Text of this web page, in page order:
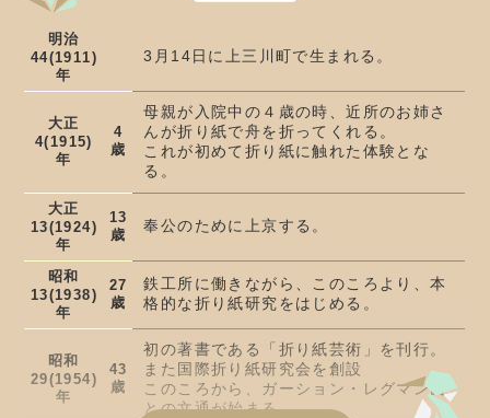
明治
44(1911)
年
3月14日に上三川町で生まれる。
大正
4(1915)
年
4
歳
母親が入院中の４歳の時、近所のお姉さ
んが折り紙で舟を折ってくれる。
これが初めて折り紙に触れた体験とな
る。
大正
13(1924)
年
13
歳
奉公のために上京する。
昭和
13(1938)
年
27
歳
鉄工所に働きながら、このころより、本
格的な折り紙研究をはじめる。
昭和
29(1954)
年
43
歳
初の著書である「折り紙芸術」を刊行。
また国際折り紙研究会を創設
このころから、ガーション・レグマン氏
との文通が始まる。